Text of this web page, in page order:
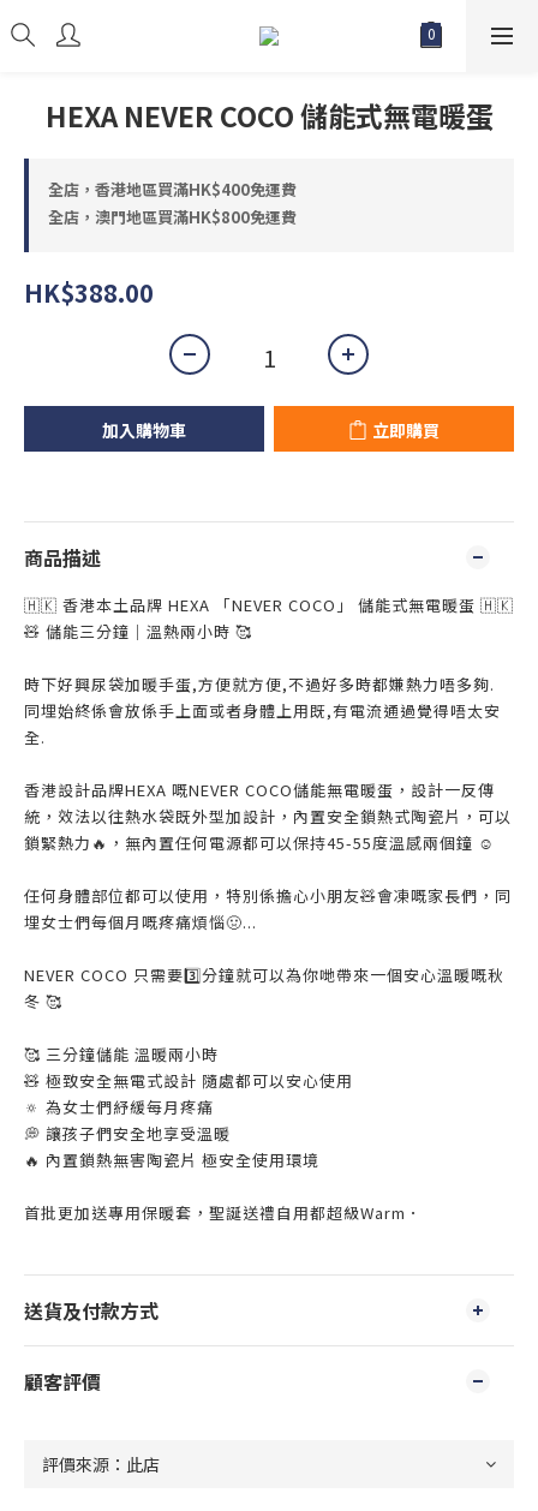
HEXA NEVER COCO 儲能式無電暖蛋
全店，香港地區買滿HK$400免運費
全店，澳門地區買滿HK$800免運費
HK$388.00
加入購物車 立即購買
商品描述
🇭🇰 香港本土品牌 HEXA 「NEVER COCO」 儲能式無電暖蛋 🇭🇰
🧸 儲能三分鐘｜溫熱兩小時 🥰
時下好興尿袋加暖手蛋,方便就方便,不過好多時都嫌熱力唔多夠.
同埋始終係會放係手上面或者身體上用既,有電流通過覺得唔太安
全.
香港設計品牌HEXA 嘅NEVER COCO儲能無電暖蛋，設計一反傳
統，效法以往熱水袋既外型加設計，內置安全鎖熱式陶瓷片，可以
鎖緊熱力🔥，無內置任何電源都可以保持45-55度溫感兩個鐘 ☺️
任何身體部位都可以使用，特別係擔心小朋友🧸會凍嘅家長們，同
埋女士們每個月嘅疼痛煩惱🤢...
NEVER COCO 只需要3️⃣分鐘就可以為你哋帶來一個安心溫暖嘅秋
冬 🥰
🥰 三分鐘儲能 溫暖兩小時
🧸 極致安全無電式設計 隨處都可以安心使用
🔅 為女士們紓緩每月疼痛
💭 讓孩子們安全地享受溫暖
🔥 內置鎖熱無害陶瓷片 極安全使用環境
首批更加送專用保暖套，聖誕送禮自用都超級Warm．
送貨及付款方式
顧客評價